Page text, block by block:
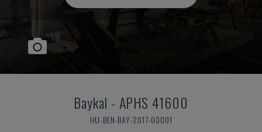
Baykal - APHS 41600
HU-BEN-BAY-2017-00001